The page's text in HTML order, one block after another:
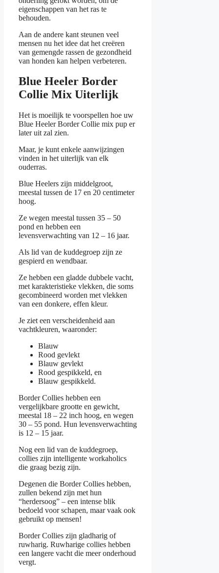
eigenschappen van het ras te
behouden.
Aan de andere kant steunen veel
mensen nu het idee dat het creëren
van gemengde rassen de gezondheid
van honden kan helpen verbeteren.
Blue Heeler Border
Collie Mix Uiterlijk
Het is moeilijk te voorspellen hoe uw
Blue Heeler Border Collie mix pup er
later uit zal zien.
Maar, je kunt enkele aanwijzingen
vinden in het uiterlijk van elk
ouderras.
Blue Heelers zijn middelgroot,
meestal tussen de 17 en 20 centimeter
hoog.
Ze wegen meestal tussen 35 – 50
pond en hebben een
levensverwachting van 12 – 16 jaar.
Als lid van de kuddegroep zijn ze
gespierd en wendbaar.
Ze hebben een gladde dubbele vacht,
met karakteristieke vlekken, die soms
gecombineerd worden met vlekken
van een donkere, effen kleur.
Je ziet een verscheidenheid aan
vachtkleuren, waaronder:
Blauw
Rood gevlekt
Blauw gevlekt
Rood gespikkeld, en
Blauw gespikkeld.
Border Collies hebben een
vergelijkbare grootte en gewicht,
meestal 18 – 22 inch hoog, en wegen
30 – 55 pond. Hun levensverwachting
is 12 – 15 jaar.
Nog een lid van de kuddegroep,
collies zijn intelligente workaholics
die graag bezig zijn.
Degenen die Border Collies hebben,
zullen bekend zijn met hun
“herdersoog” – een intense blik
bedoeld voor schapen, maar vaak ook
gebruikt op mensen!
Border Collies zijn gladharig of
ruwharig. Ruwharige collies hebben
een langere vacht die meer onderhoud
vergt.